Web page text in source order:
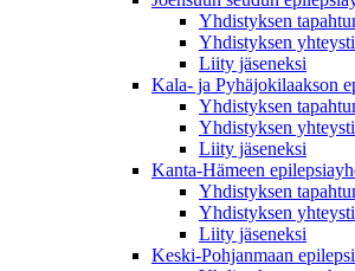
Yhdistyksen
Yhdistyksen
Liity jäseneksi
Kala- ja Pyhäjokilaakson
Yhdistyksen
Yhdistyksen
Liity jäseneksi
Kanta-Hämeen
Yhdistyksen
Yhdistyksen
Liity jäseneksi
Keski-Pohjanmaan